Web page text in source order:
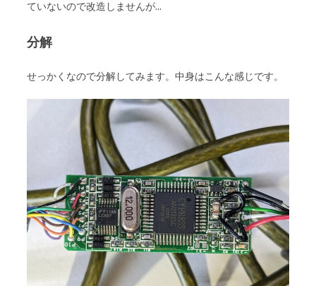
ていないので改造しませんが...
分解
せっかくなので分解してみます。中身はこんな感じです。